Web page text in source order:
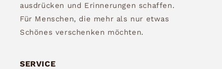
ausdrücken und Erinnerungen schaffen.
Für Menschen, die mehr als nur etwas
Schönes verschenken möchten.
SERVICE